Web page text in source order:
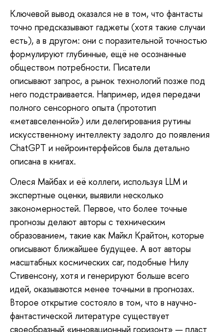
Ключевой вывод оказался не в том, что фантасты
точно предсказывают гаджеты (хотя такие случаи
есть), а в другом: они с поразительной точностью
формулируют глубинные, ещё не осознанные
обществом потребности. Писатели
описывают запрос, а рынок технологий позже под
него подстраивается. Например, идея передачи
полного сенсорного опыта (прототип
«метавселенной») или делегирования рутины
искусственному интеллекту задолго до появления
ChatGPT и нейроинтерфейсов была детально
описана в книгах.
Олеся Майбах и её коллеги, используя LLM и
экспертные оценки, выявили несколько
закономерностей. Первое, что более точные
прогнозы делают авторы с техническим
образованием, такие как Майкл Крайтон, которые
описывают ближайшее будущее. А вот авторы
масштабных космических саг, подобные Нилу
Стивенсону, хотя и генерируют больше всего
идей, оказываются менее точными в прогнозах.
Второе открытие состояло в том, что в научно-
фантастической литературе существует
своеобразный «инновационный горизонт» — пласт